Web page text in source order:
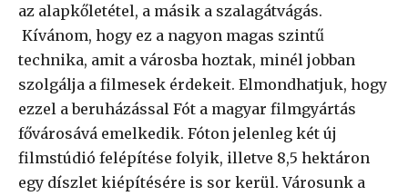
az alapkőletétel, a másik a szalagátvágás.
Kívánom, hogy ez a nagyon magas szintű
technika, amit a városba hoztak, minél jobban
szolgálja a filmesek érdekeit. Elmondhatjuk, hogy
ezzel a beruházással Fót a magyar filmgyártás
fővárosává emelkedik. Fóton jelenleg két új
filmstúdió felépítése folyik, illetve 8,5 hektáron
egy díszlet kiépítésére is sor kerül. Városunk a